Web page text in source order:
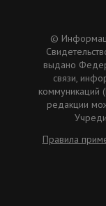
©
выдано
связи,
коммуникаций
редакции
Правила